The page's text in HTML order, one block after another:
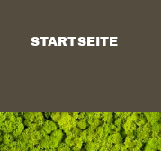
STARTSEITE